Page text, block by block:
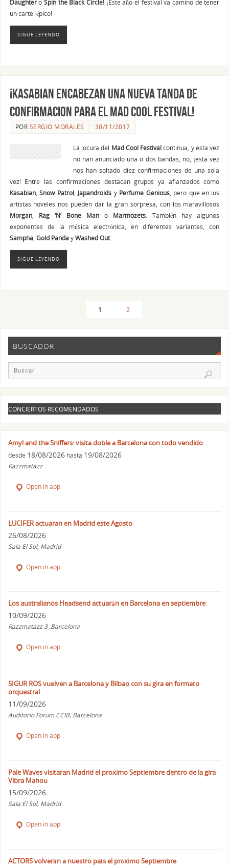
Daughtero Spin the Black Circle! ¡Este año el festival va camino de tener
un cartel épico!
SIGUE LEYENDO
¡Kasabian encabezan una nueva tanda de
confirmacion para el Mad Cool Festival!
POR SERGIO MORALES 30/11/2017
La locura del Mad Cool Festivalcontinua, y esta vez
no han anunciado una o dos bandas, no, ¡esta vez
nos han soltado diez confirmaciones de una sola
vez! Entre las confirmaciones destacan grupos ya afianzados como
Kasabian,Snow Patrol, Japandroids y Perfume Genious, pero que en los
artistas noveles nos pueden dar la gran sorpresa, con los maravillosos
Morgan, Rag ‘N’ Bone Mano Marmozets . También hay algunos
exponentes de la música electrónica, en diferentes variantes, con
Sampha, Gold PandayWashed Out.
SIGUE LEYENDO
1 2
BUSCADOR
CONCIERTOS RECOMENDADOS
Amyl and the Sniffers: visita doble a Barcelona con todo vendido
desde 18/08/2026 hasta 19/08/2026
Razzmatazz
Open in app
LUCIFER actuaran en Madrid este Agosto
26/08/2026
Sala El Sol, Madrid
Open in app
Los australianos Headsend actuarán en Barcelona en septiembre
10/09/2026
Razzmatazz 3 .Barcelona
Open in app
SIGUR ROS vuelven a Barcelona y Bilbao con su gira en formato
orquestral
11/09/2026
Auditorio Forum CCIB, Barcelona
Open in app
Pale Waves visitaran Madrid el proximo Septiembre dentro de la gira
Vibra Mahou
15/09/2026
Sala El Sol, Madrid
Open in app
ACTORS volverán a nuestro país el próximo Septiembre